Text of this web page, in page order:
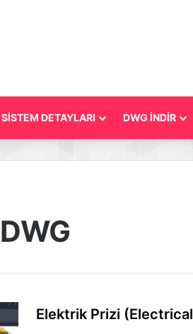
SİSTEM DETAYLARI DWG İNDİR
Elektrik Prizi